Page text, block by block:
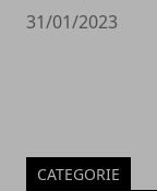
31/01/2023
CATEGORIE